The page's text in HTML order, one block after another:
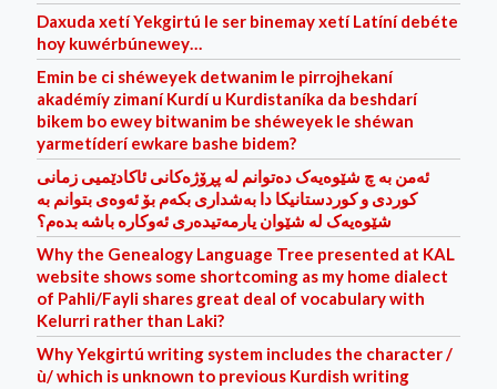
Daxuda xetí Yekgirtú le ser binemay xetí Latíní debéte
hoy kuwérbúnewey…
Emin be ci shéweyek detwanim le pirrojhekaní
akadémíy zimaní Kurdí u Kurdistaníka da beshdarí
bikem bo ewey bitwanim be shéweyek le shéwan
yarmetíder‌í ewkare bashe bidem?
ئه‌من به‌ چ شێوه‌یه‌ک ده‌توانم له‌ پڕۆژه‌کانی ئاکادێمیی زمانی
کوردی و کوردستانیکا دا به‌شداری بکه‌م بۆ ئه‌وه‌ی بتوانم به‌
شێوه‌یه‌ک له‌ شێوان یارمه‌تیده‌ر‌ی ئه‌وکاره‌ باشه‌ بده‌م؟
Why the Genealogy Language Tree presented at KAL
website shows some shortcoming as my home dialect
of Pahli/Fayli shares great deal of vocabulary with
Kelurri rather than Laki?
Why Yekgirtú writing system includes the character /
ù/ which is unknown to previous Kurdish writing